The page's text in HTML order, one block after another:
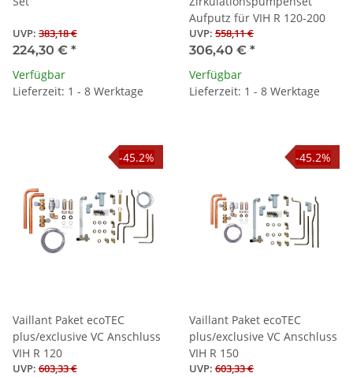
UVP: 383,18 €
224,30 € *
Verfügbar
Lieferzeit: 1 - 8 Werktage
Aufputz für VIH R 120-200
UVP: 558,11 €
306,40 € *
Verfügbar
Lieferzeit: 1 - 8 Werktage
-45.2%
Vaillant Paket ecoTEC
plus/exclusive VC Anschluss
VIH R 120
UVP: 603,33 €
-45.2%
Vaillant Paket ecoTEC
plus/exclusive VC Anschluss
VIH R 150
UVP: 603,33 €